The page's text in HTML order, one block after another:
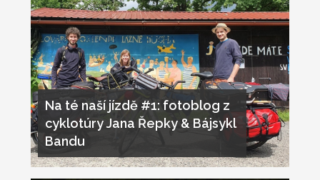
Na té naší jízdě #1: fotoblog z
cyklotúry Jana Řepky & Bájsykl
Bandu